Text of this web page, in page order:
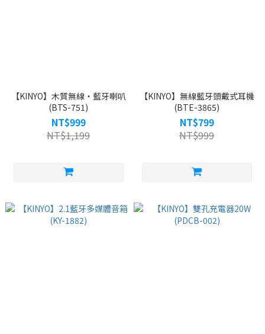
【KINYO】木質無線‧藍牙喇叭
(BTS-751)
NT$999
NT$1,199
【KINYO】無線藍牙頭戴式耳機
(BTE-3865)
NT$799
NT$999